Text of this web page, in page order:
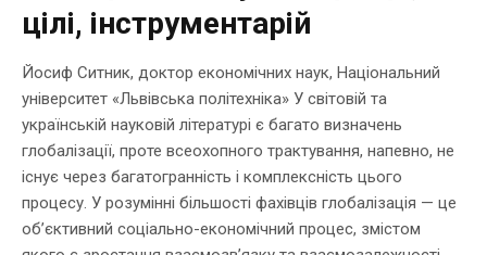
цілі, інструментарій
Йосиф Ситник, доктор економічних наук, Національний
університет «Львівська політехніка» У світовій та
українській науковій літературі є багато визначень
глобалізації, проте всеохопного трактування, напевно, не
існує через багатогранність і комплексність цього
процесу. У розумінні більшості фахівців глобалізація — це
об’єктивний соціально-економічний процес, змістом